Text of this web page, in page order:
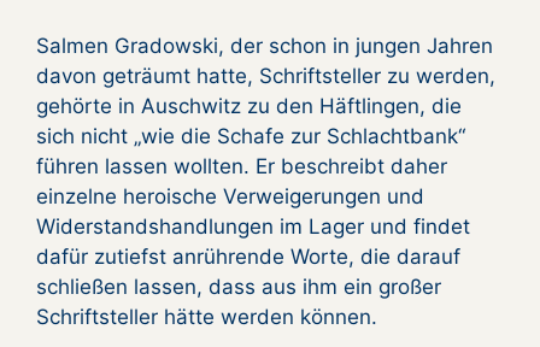
Salmen Gradowski, der schon in jungen Jahren
davon geträumt hatte, Schriftsteller zu werden,
gehörte in Auschwitz zu den Häftlingen, die
sich nicht „wie die Schafe zur Schlachtbank“
führen lassen wollten. Er beschreibt daher
einzelne heroische Verweigerungen und
Widerstandshandlungen im Lager und findet
dafür zutiefst anrührende Worte, die darauf
schließen lassen, dass aus ihm ein großer
Schriftsteller hätte werden können.